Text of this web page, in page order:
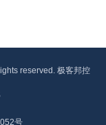
reserved. 极客邦控
号